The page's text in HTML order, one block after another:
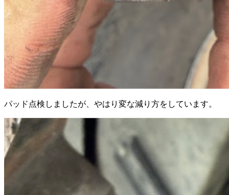
パッド点検しましたが、やはり変な減り方をしています。